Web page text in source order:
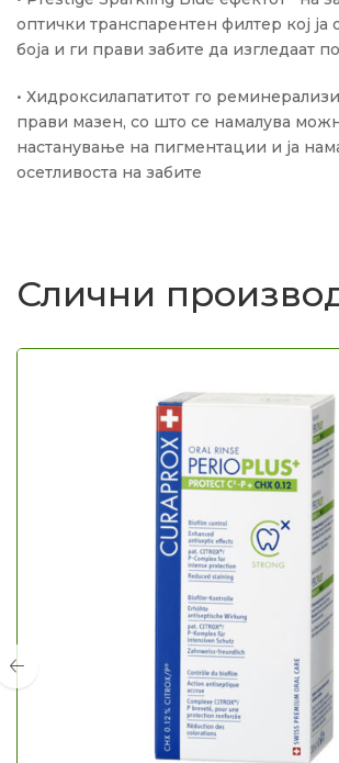
оптички транспарентен филтер кој ја
боја и ги прави забите да изгледаат
• Хидроксилапатитот го
прави мазен, со што се намалува
настанување на пигментации и ја
осетливоста на забите
Слични